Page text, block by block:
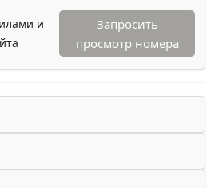
и
Запросить
просмотр номера